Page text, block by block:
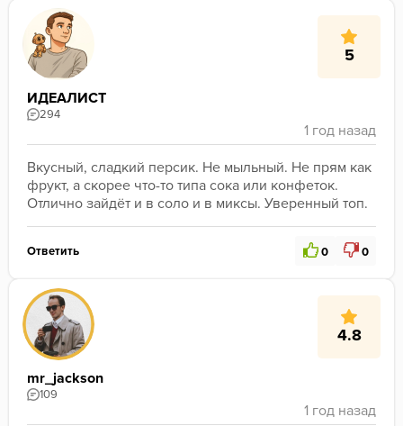
5
ИДЕАЛИСТ
294
Вкусный, сладкий персик. Не мыльный. Не прям как
фрукт, а скорее что-то типа сока или конфеток.
Отлично зайдёт и в соло и в миксы. Уверенный топ.
Ответить 0 0
4.8
mr_jackson
109